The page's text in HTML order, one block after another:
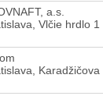
a.s.
Vlčie hrdlo 1
Karadžičova